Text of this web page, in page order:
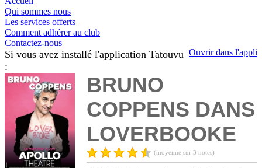
Qui sommes nous
Les services offerts
Comment adhérer au club
Contactez-nous
Ouvrir dans l'appli
Si vous avez installé l'application Tatouvu
:
BRUNO
COPPENS DANS
LOVERBOOKE
(moyenne sur 3 notes)